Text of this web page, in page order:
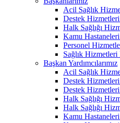
Acil Sağlık
Destek Hizmetleri
Halk Sağlığı
Kamu
Personel
Sağlık Hizmetleri
Başkan Yardımcılarımız
Acil Sağlık
Destek Hizmetleri
Destek Hizmetleri
Halk Sağlığı
Halk Sağlığı
Kamu Hastaneleri